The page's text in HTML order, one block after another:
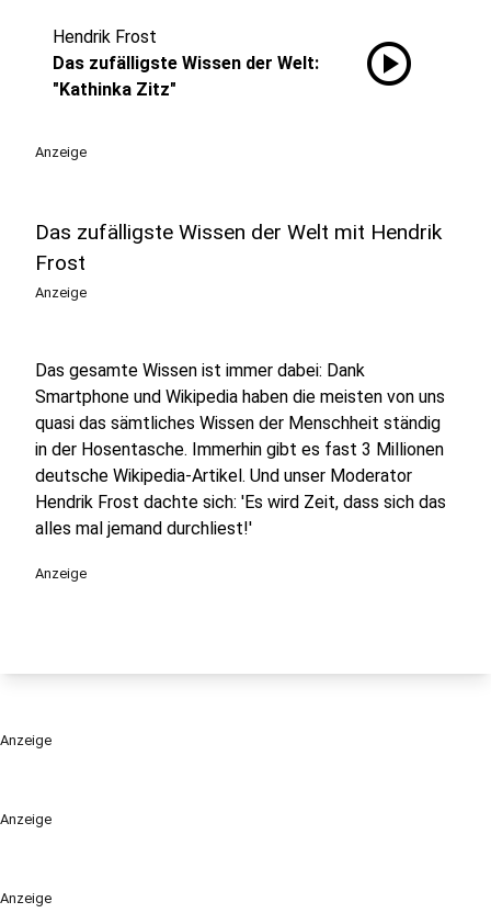
Anzeige
Anzeige
Hendrik Frost
Das zufälligste Wissen der Welt:
"Kathinka Zitz"
play_circle
Anzeige
Das zufälligste Wissen der Welt mit Hendrik
Frost
Anzeige
Das gesamte Wissen ist immer dabei: Dank
Smartphone und Wikipedia haben die meisten von uns
quasi das sämtliches Wissen der Menschheit ständig
in der Hosentasche. Immerhin gibt es fast 3 Millionen
deutsche Wikipedia-Artikel. Und unser Moderator
Hendrik Frost dachte sich: 'Es wird Zeit, dass sich das
alles mal jemand durchliest!'
Anzeige
Anzeige